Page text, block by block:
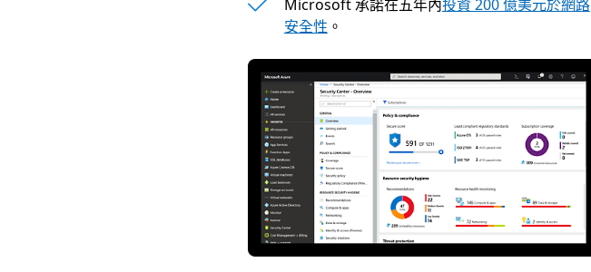
Microsoft 承諾在五年內投資 200 億美元於網路
安全性 。